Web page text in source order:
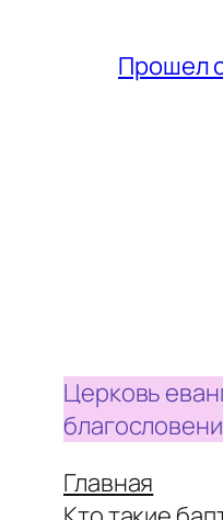
Прошел
Церковь
Главная